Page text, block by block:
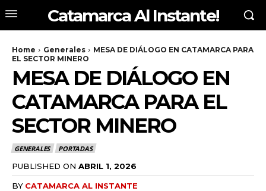
Catamarca Al Instante!
Home Generales
MESA DE DIÁLOGO EN CATAMARCA PARA
EL SECTOR MINERO
MESA DE DIÁLOGO EN
CATAMARCA PARA EL
SECTOR MINERO
GENERALES PORTADAS
PUBLISHED ON ABRIL 1, 2026
BY CATAMARCA AL INSTANTE